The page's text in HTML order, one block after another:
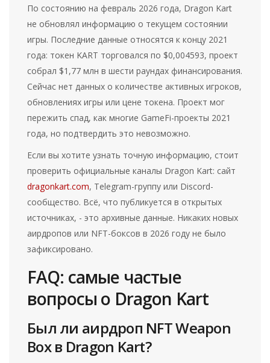
По состоянию на февраль 2026 года, Dragon Kart
не обновлял информацию о текущем состоянии
игры. Последние данные относятся к концу 2021
года: токен KART торговался по $0,004593, проект
собрал $1,77 млн в шести раундах финансирования.
Сейчас нет данных о количестве активных игроков,
обновлениях игры или цене токена. Проект мог
пережить спад, как многие GameFi-проекты 2021
года, но подтвердить это невозможно.
Если вы хотите узнать точную информацию, стоит
проверить официальные каналы Dragon Kart: сайт
dragonkart.com, Telegram-группу или Discord-
сообщество. Всё, что публикуется в открытых
источниках, - это архивные данные. Никаких новых
аирдропов или NFT-боксов в 2026 году не было
зафиксировано.
FAQ: самые частые
вопросы о Dragon Kart
Был ли аирдроп NFT Weapon
Box в Dragon Kart?